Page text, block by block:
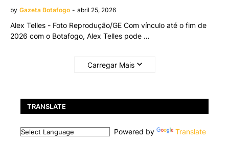
by Gazeta Botafogo - abril 25, 2026
Alex Telles - Foto Reprodução/GE Com vínculo até o fim de
2026 com o Botafogo, Alex Telles pode …
Carregar Mais
TRANSLATE
Powered by Translate